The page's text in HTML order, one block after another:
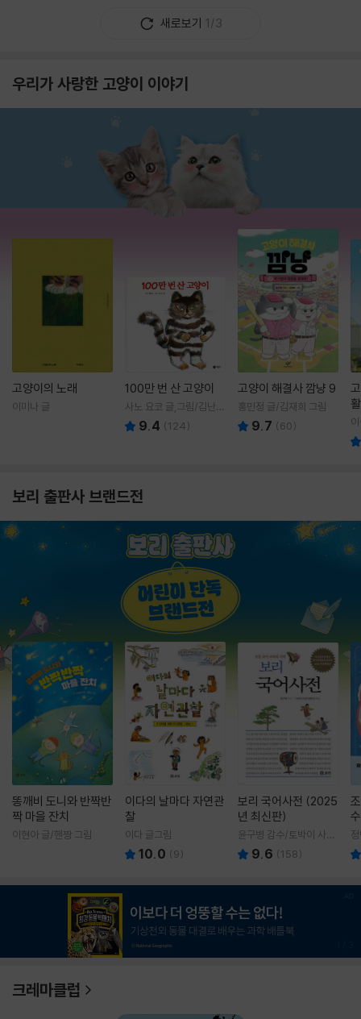
새로보기 1/3
우리가 사랑한 고양이 이야기
고양이의 노래
이미나 글
100만 번 산 고양이
사노 요코 글,그림/김난주
역 9.4 (124)
고양이 해결사 깜냥 9
홍민정 글/김재희 그림
9.7 (60)
보리 출판사 브랜드전
똥깨비 도니와 반짝반
짝 마을 잔치
이현아 글/핸짱 그림
이다의 날마다 자연관
찰
이다 글그림
10.0 (9)
보리 국어사전 (2025
년 최신판)
윤구병 감수/토박이 사전
편찬실 편
9.6 (158)
크레마클럽